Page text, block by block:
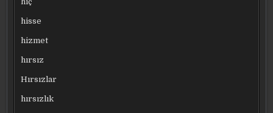
hisse
hizmet
hırsız
Hırsızlar
hırsızlık